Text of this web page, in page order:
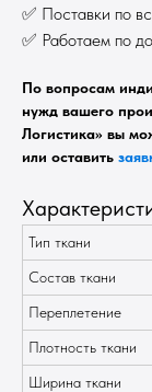
✅ Поставки по
✅ Работаем по
По вопросам
нужд вашего
Логистика» вы
или оставить
Тип ткани
Состав ткани
Переплетение
Плотность ткани
Ширина ткани